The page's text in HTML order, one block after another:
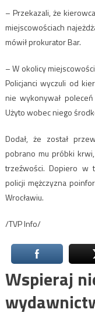
– Przekazali, że
miejscowościach
mówił prokurator Bar.
– W okolicy
Policjanci wyczuli od
nie wykonywał
Użyto wobec niego
Dodał, że został
pobrano mu próbki
trzeźwości. Dopiero w
policji mężczyzna
Wrocławiu.
/TVP Info/
Wspieraj